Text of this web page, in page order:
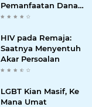
Pemanfaatan Dana
TKD di Lima Puluh
HIV pada Remaja:
Saatnya Menyentuh
Akar Persoalan
LGBT Kian Masif, Ke
Mana Umat